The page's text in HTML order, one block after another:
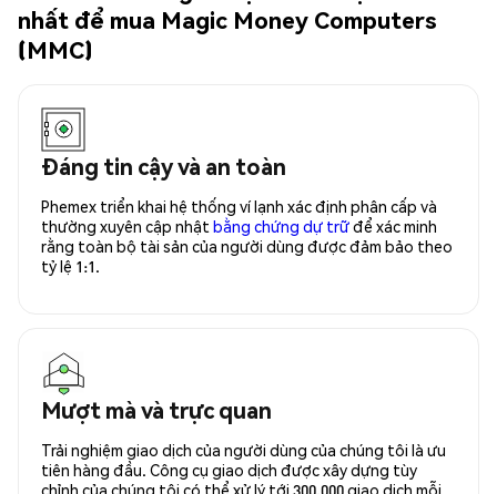
nhất để mua Magic Money Computers
(MMC)
Đáng tin cậy và an toàn
Phemex triển khai hệ thống ví lạnh xác định phân cấp và
thường xuyên cập nhật bằng chứng dự trữđể xác minh
rằng toàn bộ tài sản của người dùng được đảm bảo theo
tỷ lệ 1:1.
Mượt mà và trực quan
Trải nghiệm giao dịch của người dùng của chúng tôi là ưu
tiên hàng đầu. Công cụ giao dịch được xây dựng tùy
chỉnh của chúng tôi có thể xử lý tới 300.000 giao dịch mỗi